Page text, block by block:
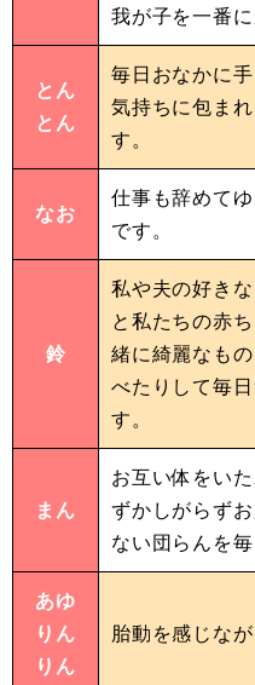
我が子を一番に
とん
とん
毎日おなかに
気持ちに包ま
す。
なお
仕事も辞めて
です。
鈴
私や夫の好き
と私たちの赤
緒に綺麗なも
べたりして毎
す。
まん
お互い体をい
ずかしがらず
ない団らんを
あゆ
りん
りん
胎動を感じな